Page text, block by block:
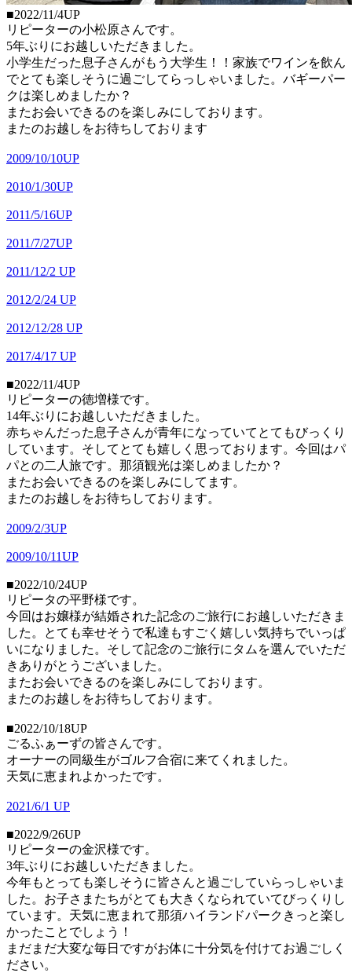
■2022/11/4UP
リピーターの小松原さんです。
5年ぶりにお越しいただきました。
小学生だった息子さんがもう大学生！！家族でワインを飲ん
でとても楽しそうに過ごしてらっしゃいました。バギーパー
クは楽しめましたか？
またお会いできるのを楽しみにしております。
またのお越しをお待ちしております
2009/10/10UP
2010/1/30UP
2011/5/16UP
2011/7/27UP
2011/12/2 UP
2012/2/24 UP
2012/12/28 UP
2017/4/17 UP
■2022/11/4UP
リピーターの徳増様です。
14年ぶりにお越しいただきました。
赤ちゃんだった息子さんが青年になっていてとてもびっくり
しています。そしてとても嬉しく思っております。今回はパ
パとの二人旅です。那須観光は楽しめましたか？
またお会いできるのを楽しみにしてます。
またのお越しをお待ちしております。
2009/2/3UP
2009/10/11UP
■2022/10/24UP
リピータの平野様です。
今回はお嬢様が結婚された記念のご旅行にお越しいただきま
した。とても幸せそうで私達もすごく嬉しい気持ちでいっぱ
いになりました。そして記念のご旅行にタムを選んでいただ
きありがとうございました。
またお会いできるのを楽しみにしております。
またのお越しをお待ちしております。
■2022/10/18UP
ごるふぁーずの皆さんです。
オーナーの同級生がゴルフ合宿に来てくれました。
天気に恵まれよかったです。
2021/6/1 UP
■2022/9/26UP
リピーターの金沢様です。
3年ぶりにお越しいただきました。
今年もとっても楽しそうに皆さんと過ごしていらっしゃいま
した。お子さまたちがとても大きくなられていてびっくりし
ています。天気に恵まれて那須ハイランドパークきっと楽し
かったことでしょう！
まだまだ大変な毎日ですがお体に十分気を付けてお過ごしく
ださい。